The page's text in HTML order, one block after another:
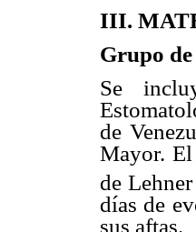
III.
Grupo
Se
de
Mayor. El
de
días de
sus aftas.